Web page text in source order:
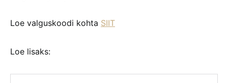
Loe valguskoodi kohta SIIT
Loe lisaks: